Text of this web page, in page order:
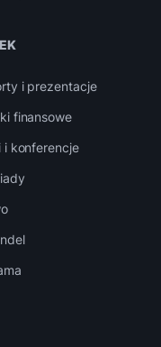
i prezentacje
finansowe
i konferencje